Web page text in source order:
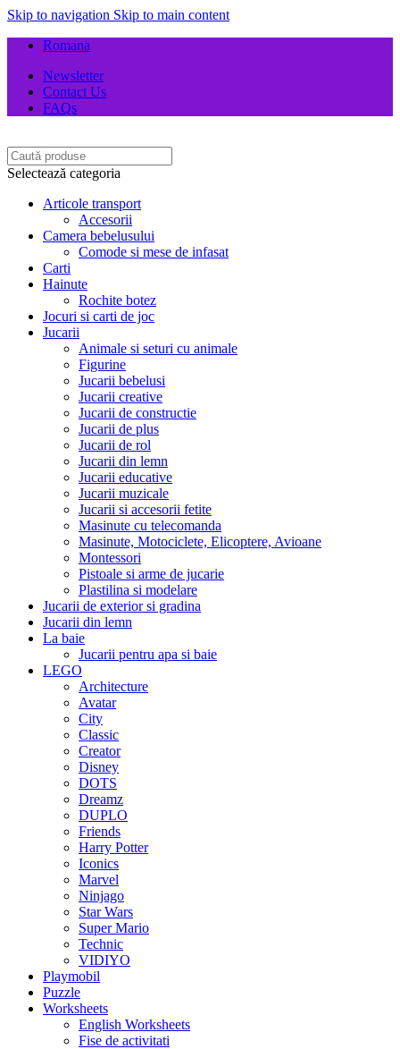
Skip to navigation Skip to main content
Romana
Newsletter
Contact Us
FAQs
Selectează categoria
Articole transport
Accesorii
Camera bebelusului
Comode si mese de infasat
Carti
Hainute
Rochite botez
Jocuri si carti de joc
Jucarii
Animale si seturi cu animale
Figurine
Jucarii bebelusi
Jucarii creative
Jucarii de constructie
Jucarii de plus
Jucarii de rol
Jucarii din lemn
Jucarii educative
Jucarii muzicale
Jucarii si accesorii fetite
Masinute cu telecomanda
Masinute, Motociclete, Elicoptere, Avioane
Montessori
Pistoale si arme de jucarie
Plastilina si modelare
Jucarii de exterior si gradina
Jucarii din lemn
La baie
Jucarii pentru apa si baie
LEGO
Architecture
Avatar
City
Classic
Creator
Disney
DOTS
Dreamz
DUPLO
Friends
Harry Potter
Iconics
Marvel
Ninjago
Star Wars
Super Mario
Technic
VIDIYO
Playmobil
Puzzle
Worksheets
English Worksheets
Fise de activitati